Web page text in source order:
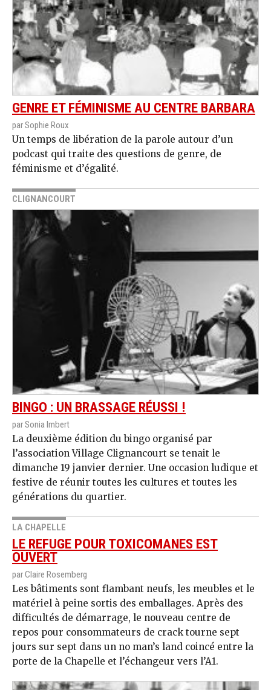
GENRE ET FÉMINISME AU CENTRE BARBARA
par Sophie Roux
Un temps de libération de la parole autour d’un
podcast qui traite des questions de genre, de
féminisme et d’égalité.
CLIGNANCOURT
BINGO : UN BRASSAGE RÉUSSI !
par Sonia Imbert
La deuxième édition du bingo organisé par
l’association Village Clignancourt se tenait le
dimanche 19 janvier dernier. Une occasion ludique et
festive de réunir toutes les cultures et toutes les
générations du quartier.
LA CHAPELLE
LE REFUGE POUR TOXICOMANES EST
OUVERT
par Claire Rosemberg
Les bâtiments sont flambant neufs, les meubles et le
matériel à peine sortis des emballages. Après des
difficultés de démarrage, le nouveau centre de
repos pour consommateurs de crack tourne sept
jours sur sept dans un no man’s land coincé entre la
porte de la Chapelle et l’échangeur vers l’A1.